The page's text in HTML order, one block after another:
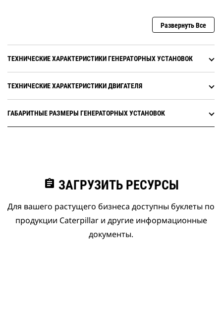
Развернуть Все
ТЕХНИЧЕСКИЕ ХАРАКТЕРИСТИКИ ГЕНЕРАТОРНЫХ УСТАНОВОК
ТЕХНИЧЕСКИЕ ХАРАКТЕРИСТИКИ ДВИГАТЕЛЯ
ГАБАРИТНЫЕ РАЗМЕРЫ ГЕНЕРАТОРНЫХ УСТАНОВОК
assignment ЗАГРУЗИТЬ РЕСУРСЫ
Для вашего растущего бизнеса доступны буклеты по
продукции Caterpillar и другие информационные
документы.